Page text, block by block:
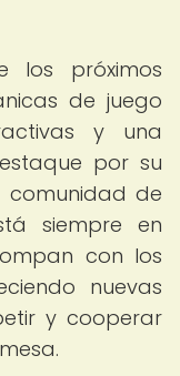
los próximos
de juego
y una
por su
comunidad de
siempre en
con los
nuevas
y cooperar